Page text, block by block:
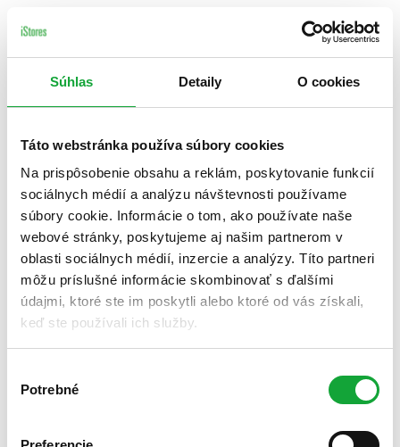
Súhlas Detaily O cookies
Táto webstránka používa súbory cookies
Na prispôsobenie obsahu a reklám, poskytovanie funkcií
sociálnych médií a analýzu návštevnosti používame
súbory cookie. Informácie o tom, ako používate naše
webové stránky, poskytujeme aj našim partnerom v
oblasti sociálnych médií, inzercie a analýzy. Títo partneri
môžu príslušné informácie skombinovať s ďalšími
údajmi, ktoré ste im poskytli alebo ktoré od vás získali,
keď ste používali ich služby.
súhlasu
Potrebné